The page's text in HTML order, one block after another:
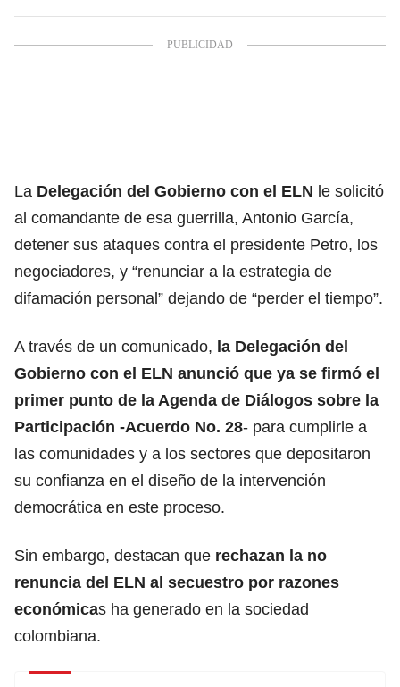
La Delegación del Gobierno con el ELN le solicitó
al comandante de esa guerrilla, Antonio García,
detener sus ataques contra el presidente Petro, los
negociadores, y “renunciar a la estrategia de
difamación personal” dejando de “perder el tiempo”.
A través de un comunicado, la Delegación del
Gobierno con el ELN anunció que ya se firmó el
primer punto de la Agenda de Diálogos sobre la
Participación -Acuerdo No. 28- para cumplirle a
las comunidades y a los sectores que depositaron
su confianza en el diseño de la intervención
democrática en este proceso.
Sin embargo, destacan que rechazan la no
renuncia del ELN al secuestro por razones
económicas ha generado en la sociedad
colombiana.